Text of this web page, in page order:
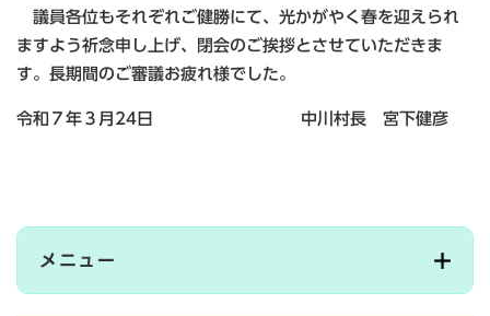
議員各位もそれぞれご健勝にて、光かがやく春を迎えられ
ますよう祈念申し上げ、閉会のご挨拶とさせていただきま
す。長期間のご審議お疲れ様でした。
令和７年３月24日 中川村長 宮下健彦
メニュー